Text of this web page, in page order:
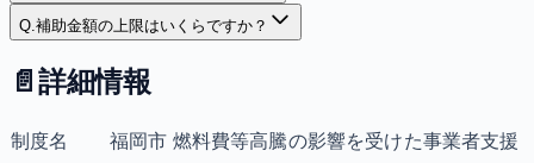
Q.補助金額の上限はいくらですか？
📄 詳細情報
制度名
福岡市 燃料費等高騰の影響を受けた事業者支援